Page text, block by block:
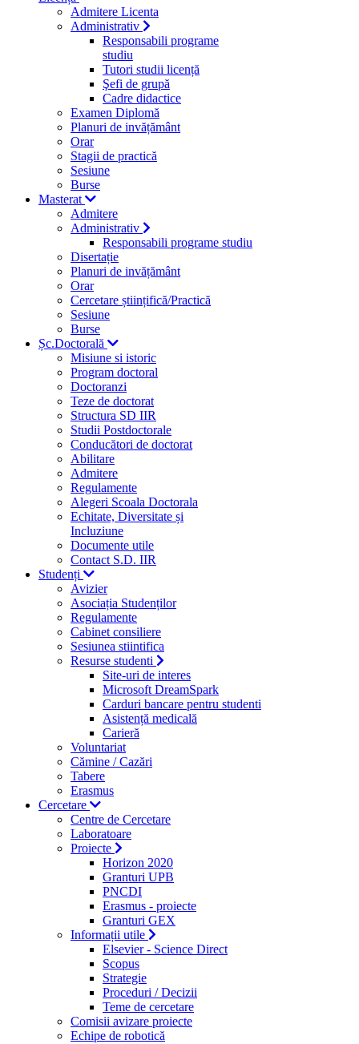
Admitere Licenta
Administrativ
Responsabili programe
studiu
Tutori studii licență
Şefi de grupă
Cadre didactice
Examen Diplomă
Planuri de invățământ
Orar
Stagii de practică
Sesiune
Burse
Masterat
Admitere
Administrativ
Responsabili programe studiu
Disertație
Planuri de invățământ
Orar
Cercetare științifică/Practică
Sesiune
Burse
Șc.Doctorală
Misiune si istoric
Program doctoral
Doctoranzi
Teze de doctorat
Structura SD IIR
Studii Postdoctorale
Conducători de doctorat
Abilitare
Admitere
Regulamente
Alegeri Scoala Doctorala
Echitate, Diversitate și
Incluziune
Documente utile
Contact S.D. IIR
Studenți
Avizier
Asociația Studenților
Regulamente
Cabinet consiliere
Sesiunea stiintifica
Resurse studenti
Site-uri de interes
Microsoft DreamSpark
Carduri bancare pentru studenti
Asistență medicală
Carieră
Voluntariat
Cămine / Cazări
Tabere
Erasmus
Cercetare
Centre de Cercetare
Laboratoare
Proiecte
Horizon 2020
Granturi UPB
PNCDI
Erasmus - proiecte
Granturi GEX
Informații utile
Elsevier - Science Direct
Scopus
Strategie
Proceduri / Decizii
Teme de cercetare
Comisii avizare proiecte
Echipe de robotică